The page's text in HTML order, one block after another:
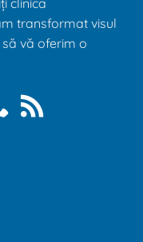
clinica
transformat visul
vă oferim o